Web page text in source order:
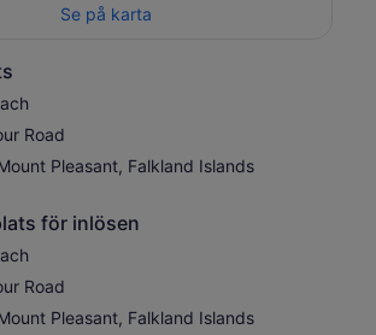
Se på karta
Road
Pleasant, Falkland Islands
för inlösen
Road
Pleasant, Falkland Islands